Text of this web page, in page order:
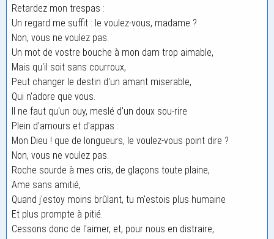
Retardez mon trespas :
Un regard me suffit : le voulez-vous, madame ?
Non, vous ne voulez pas.
Un mot de vostre bouche à mon dam trop aimable,
Mais qu'il soit sans courroux,
Peut changer le destin d'un amant miserable,
Qui n'adore que vous.
Il ne faut qu'un ouy, meslé d'un doux sou-rire
Plein d'amours et d'appas :
Mon Dieu ! que de longueurs, le voulez-vous point dire ?
Non, vous ne voulez pas.
Roche sourde à mes cris, de glaçons toute plaine,
Ame sans amitié,
Quand j'estoy moins brûlant, tu m'estois plus humaine
Et plus prompte à pitié.
Cessons donc de l'aimer, et, pour nous en distraire,